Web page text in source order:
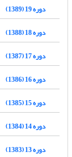
دوره 19 (1389)
دوره 18 (1388)
دوره 17 (1387)
دوره 16 (1386)
دوره 15 (1385)
دوره 14 (1384)
دوره 13 (1383)